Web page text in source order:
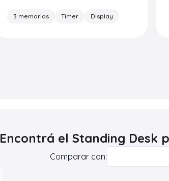
3 memorias Timer Display
Encontrá el Standing Desk
Comparar con: